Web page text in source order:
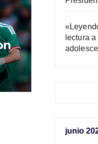
lectura
junio